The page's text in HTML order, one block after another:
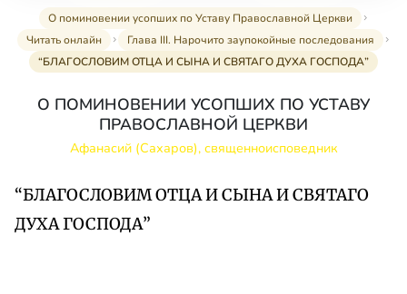
О поминовении усопших по Уставу Православной Церкви
Читать онлайн
Глава III. Нарочито заупокойные последования
“БЛАГОСЛОВИМ ОТЦА И СЫНА И СВЯТАГО ДУХА ГОСПОДА”
О ПОМИНОВЕНИИ УСОПШИХ ПО УСТАВУ
ПРАВОСЛАВНОЙ ЦЕРКВИ
Афанасий (Сахаров), священноисповедник
“БЛАГОСЛОВИМ ОТЦА И СЫНА И СВЯТАГО
ДУХА ГОСПОДА”